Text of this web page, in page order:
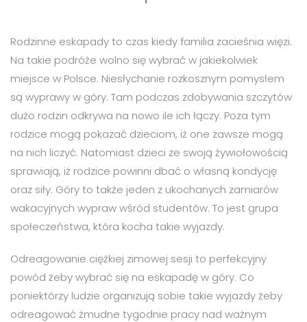
Rodzinne eskapady to czas kiedy familia zacieśnia więzi.
Na takie podróże wolno się wybrać w jakiekolwiek
miejsce w Polsce. Niesłychanie rozkosznym pomysłem
są wyprawy w góry. Tam podczas zdobywania szczytów
dużo rodzin odkrywa na nowo ile ich łączy. Poza tym
rodzice mogą pokazać dzieciom, iż one zawsze mogą
na nich liczyć. Natomiast dzieci ze swoją żywiołowością
sprawiają, iż rodzice powinni dbać o własną kondycję
oraz siły. Góry to także jeden z ukochanych zamiarów
wakacyjnych wypraw wśród studentów. To jest grupa
społeczeństwa, która kocha takie wyjazdy.
Odreagowanie ciężkiej zimowej sesji to perfekcyjny
powód żeby wybrać się na eskapadę w góry. Co
poniektórzy ludzie organizują sobie takie wyjazdy żeby
odreagować żmudne tygodnie pracy nad ważnym